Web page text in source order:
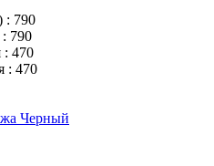
: 790
: 790
: 470
: 470
Черный